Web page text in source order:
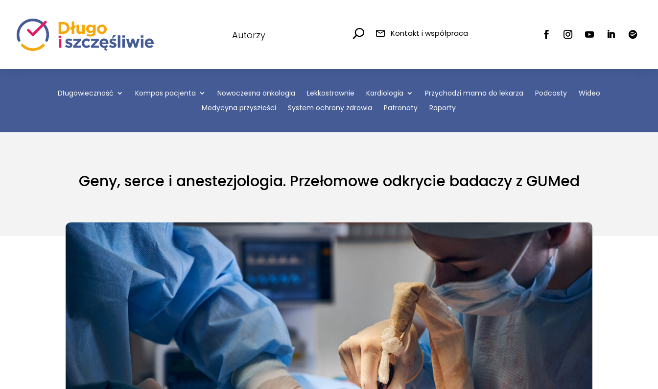
Autorzy Kontakt i współpraca
Długowieczność Kompas pacjenta Nowoczesna onkologia Lekkostrawnie Kardiologia Przychodzi mama do lekarza Podcasty
Wideo
Medycyna przyszłości
System ochrony zdrowia Patronaty Raporty
Geny, serce i anestezjologia. Przełomowe odkrycie badaczy z GUMed